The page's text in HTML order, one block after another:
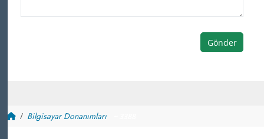
Gönder
Bilgisayar Donanımları